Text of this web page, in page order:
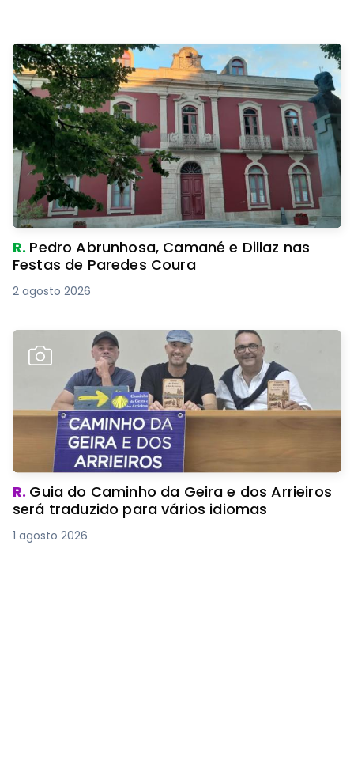
R. Pedro Abrunhosa, Camané e Dillaz nas
Festas de Paredes Coura
2 agosto 2026
R. Guia do Caminho da Geira e dos Arrieiros
será traduzido para vários idiomas
1 agosto 2026